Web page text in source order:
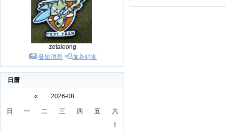
zetaleong
發短消息
加為好友
日曆
« 2026-08
日 一 二 三 四 五 六
1